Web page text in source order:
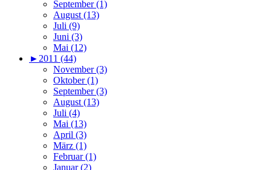
September (1)
August (13)
Juli (9)
Juni (3)
Mai (12)
► 2011 (44)
November (3)
Oktober (1)
September (3)
August (13)
Juli (4)
Mai (13)
April (3)
März (1)
Februar (1)
Januar (2)